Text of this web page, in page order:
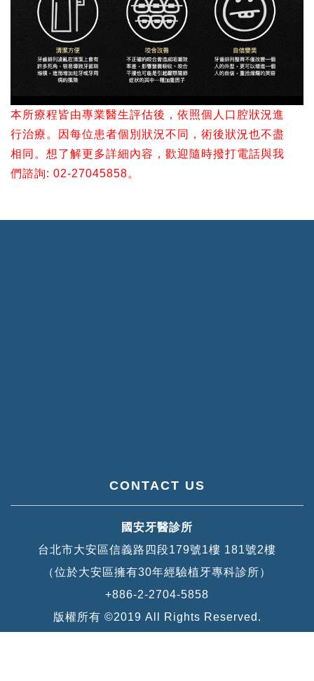
本所療程皆由專業醫生評估後，依照個人口腔狀況進
行治療。因每位患者個別狀況不同，術後狀況也不盡
相同。想了解更多詳細內容，歡迎隨時撥打電話與我
們諮詢: 02-27045858。
CONTACT US
國安牙醫診所
台北市大安區信義路四段179號1樓 181號2樓
（位於大安區擁有30年經驗植牙專科診所）
+886-2-2704-5858
版權所有 ©2019 All Rights Reserved.